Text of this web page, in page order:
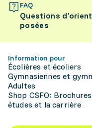
FAQ
Questions
posées
Information pour
Écolières et écoliers
Gymnasiennes et
Adultes
Shop CSFO:
études et la carrière